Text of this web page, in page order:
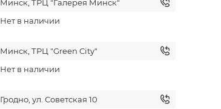
Минск, ТРЦ "Галерея Минск"
Нет в наличии
Минск, ТРЦ "Green City"
Нет в наличии
Гродно, ул. Советская 10